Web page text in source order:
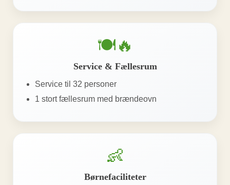
🍽️🔥
Service & Fællesrum
Service til 32 personer
1 stort fællesrum med brændeovn
👶
Børnefaciliteter